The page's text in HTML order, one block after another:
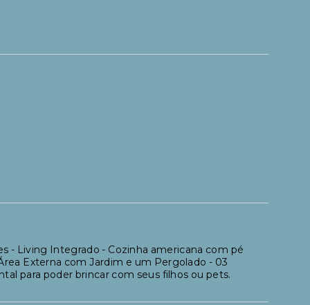
- Living Integrado - Cozinha americana com pé
Externa com Jardim e um Pergolado - 03
para poder brincar com seus filhos ou pets.